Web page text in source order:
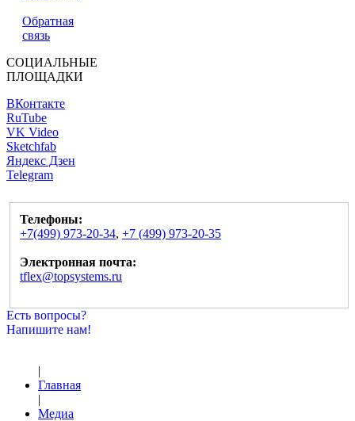
Обратная
связь
СОЦИАЛЬНЫЕ
ПЛОЩАДКИ
ВКонтакте
RuTube
VK Video
Sketchfab
Яндекс Дзен
Telegram
Телефоны:
+7(499) 973-20-34, +7 (499) 973-20-35
Электронная почта:
tflex@topsystems.ru
Есть вопросы?
Напишите нам!
|
Главная
|
Медиа